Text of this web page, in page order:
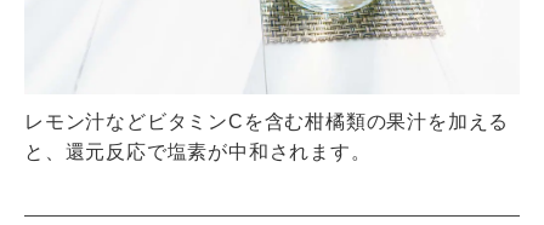
レモン汁などビタミンCを含む柑橘類の果汁を加える
と、還元反応で塩素が中和されます。